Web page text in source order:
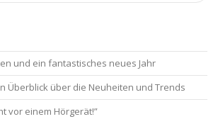
und ein fantastisches neues Jahr
Überblick über die Neuheiten und Trends
vor einem Hörgerät!”